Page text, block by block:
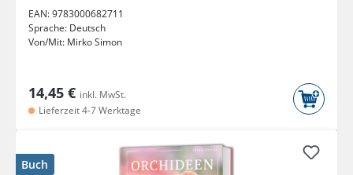
EAN:9783000682711
Sprache: Deutsch
Von/Mit: Mirko Simon
14,45 € inkl. MwSt.
Lieferzeit 4-7 Werktage
Buch